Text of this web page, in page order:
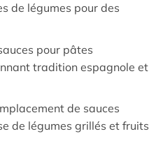
de légumes pour des
pour pâtes
tradition espagnole et
de sauces
de légumes grillés et fruits